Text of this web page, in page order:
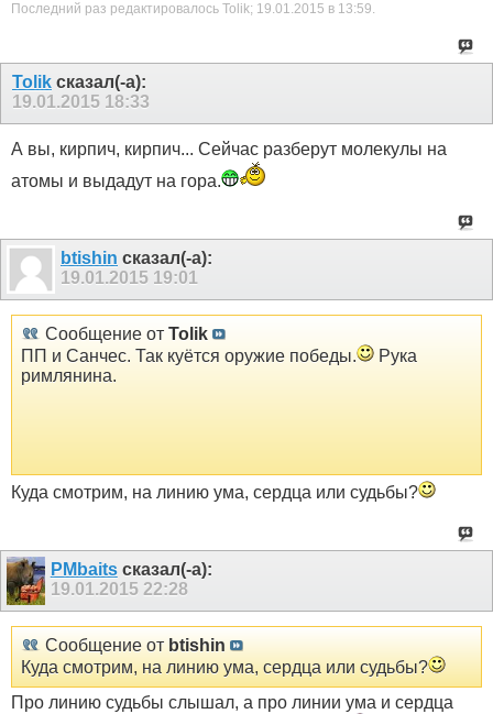
Последний раз редактировалось Tolik; 19.01.2015 в 13:59.
Tolik сказал(-а):
19.01.2015 18:33
А вы, кирпич, кирпич... Сейчас разберут молекулы на
атомы и выдадут на гора.
btishin сказал(-а):
19.01.2015 19:01
Сообщение от Tolik
ПП и Санчес. Так куётся оружие победы.
Рука
римлянина.
Куда смотрим, на линию ума, сердца или судьбы?
PMbaitsсказал(-а):
19.01.2015 22:28
Сообщение от btishin
Куда смотрим, на линию ума, сердца или судьбы?
Про линию судьбы слышал, а про линии ума и сердца